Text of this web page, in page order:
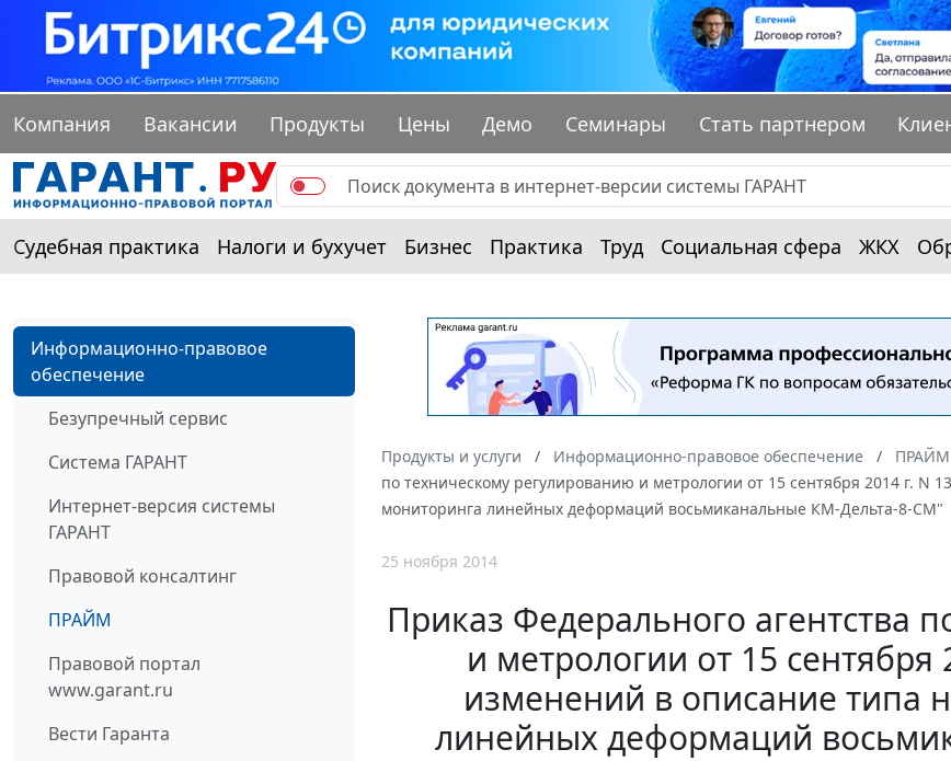
Компания Вакансии Продукты Цены Демо Семинары Стать партнером
Судебная практика Налоги и бухучет Бизнес Практика Труд Социальная сфера ЖКХ
Информационно-правовое
обеспечение
Безупречный сервис
Система ГАРАНТ
Интернет-версия системы
ГАРАНТ
Правовой консалтинг
ПРАЙМ
Правовой портал
www.garant.ru
Вести Гаранта
Продукты и услуги Информационно-правовое обеспечение ПРАЙМ
по техническому регулированию и метрологии от 15 сентября 2014 г.
мониторинга линейных деформаций восьмиканальные КМ-Дельта-8-СМ"
25 ноября 2014
Приказ Федерального агентства
и метрологии от 15
изменений в описание типа
линейных деформаций